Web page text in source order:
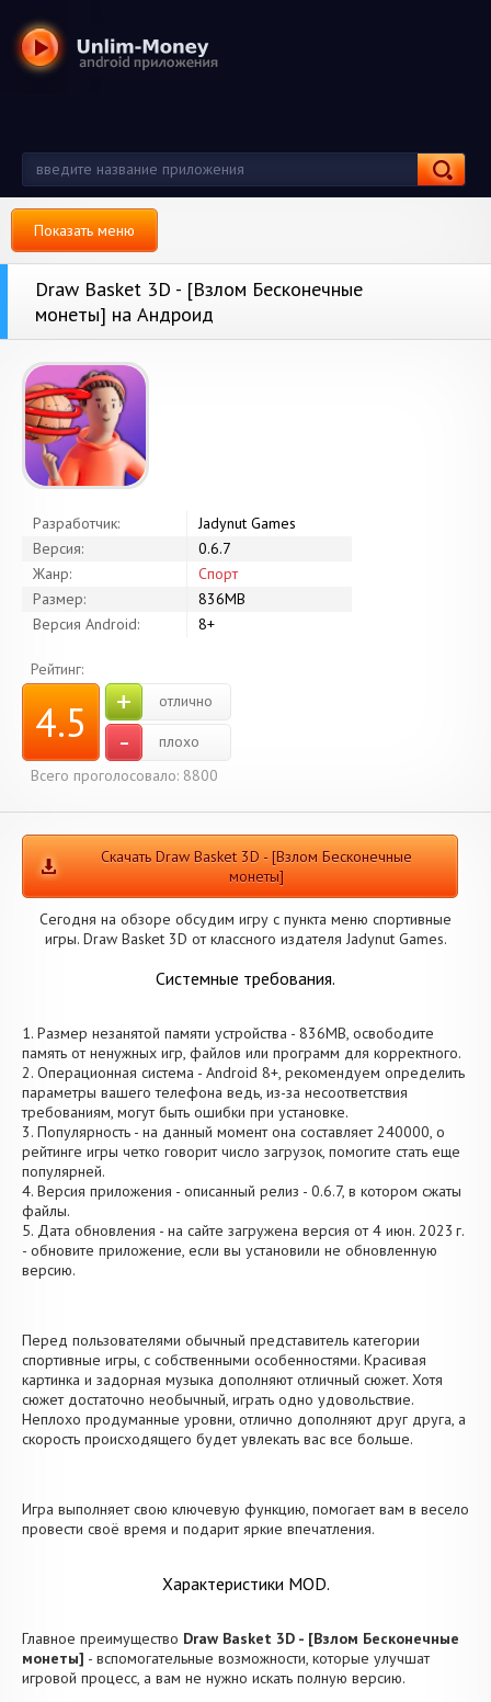
Показать меню
Draw Basket 3D - [Взлом Бесконечные
монеты] на Андроид
Разработчик:
Jadynut Games
Версия:
0.6.7
Жанр:
Спорт
Размер:
836MB
Версия Android:
8+
Рейтинг:
4.5 + отлично
-
плохо
Всего проголосовало: 8800
Скачать Draw Basket 3D - [Взлом Бесконечные
монеты]
Сегодня на обзоре обсудим игру с пункта меню спортивные
игры. Draw Basket 3D от классного издателя Jadynut Games.
Системные требования.
1. Размер незанятой памяти устройства - 836MB, освободите
память от ненужных игр, файлов или программ для корректного.
2. Операционная система - Android 8+, рекомендуем определить
параметры вашего телефона ведь, из-за несоответствия
требованиям, могут быть ошибки при установке.
3. Популярность - на данный момент она составляет 240000, о
рейтинге игры четко говорит число загрузок, помогите стать еще
популярней.
4. Версия приложения - описанный релиз - 0.6.7, в котором сжаты
файлы.
5. Дата обновления - на сайте загружена версия от 4 июн. 2023 г.
- обновите приложение, если вы установили не обновленную
версию.
Перед пользователями обычный представитель категории
спортивные игры, с собственными особенностями. Красивая
картинка и задорная музыка дополняют отличный сюжет. Хотя
сюжет достаточно необычный, играть одно удовольствие.
Неплохо продуманные уровни, отлично дополняют друг друга, а
скорость происходящего будет увлекать вас все больше.
Игра выполняет свою ключевую функцию, помогает вам в весело
провести своё время и подарит яркие впечатления.
Характеристики MOD.
Главное преимущество Draw Basket 3D - [Взлом Бесконечные
монеты] - вспомогательные возможности, которые улучшат
игровой процесс, а вам не нужно искать полную версию.